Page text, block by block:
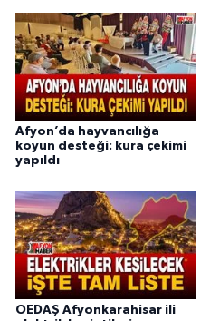
Afyon’da hayvancılığa
koyun desteği: kura çekimi
yapıldı
OEDAŞ Afyonkarahisar ili